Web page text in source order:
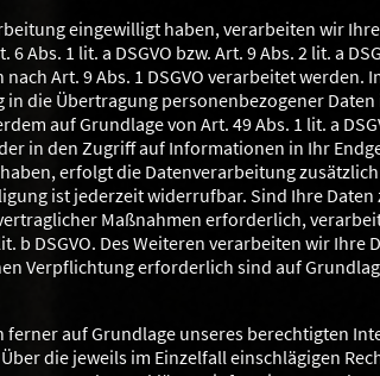
eingewilligt haben, verarbeiten wir
Abs. 1 lit. a DSGVO bzw. Art. 9 Abs. 2 lit. a
Art. 9 Abs. 1 DSGVO verarbeitet werden.
die Übertragung personenbezogener
auf Grundlage von Art. 49 Abs. 1 lit. a
in den Zugriff auf Informationen in Ihr
erfolgt die Datenverarbeitung
ist jederzeit widerrufbar. Sind Ihre
Maßnahmen erforderlich,
b DSGVO. Des Weiteren verarbeiten wir Ihre
Verpflichtung erforderlich sind auf
auf Grundlage unseres berechtigten
die jeweils im Einzelfall einschlägigen